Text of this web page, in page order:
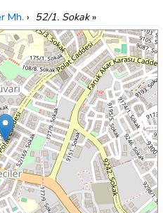
Mh. › 52/1. Sokak»